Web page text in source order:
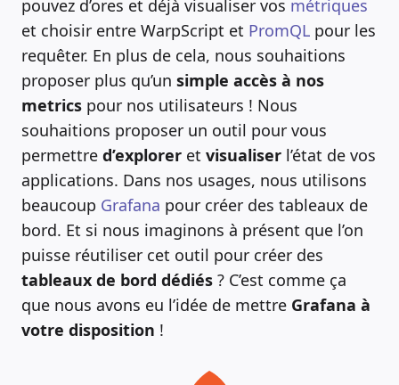
pouvez d’ores et déjà visualiser vos métriques
et choisir entre WarpScript et PromQL pour les
requêter. En plus de cela, nous souhaitions
proposer plus qu’un simple accès à nos
metrics pour nos utilisateurs ! Nous
souhaitions proposer un outil pour vous
permettre d’explorer et visualiser l’état de vos
applications. Dans nos usages, nous utilisons
beaucoup Grafana pour créer des tableaux de
bord. Et si nous imaginons à présent que l’on
puisse réutiliser cet outil pour créer des
tableaux de bord dédiés ? C’est comme ça
que nous avons eu l’idée de mettre Grafana à
votre disposition !